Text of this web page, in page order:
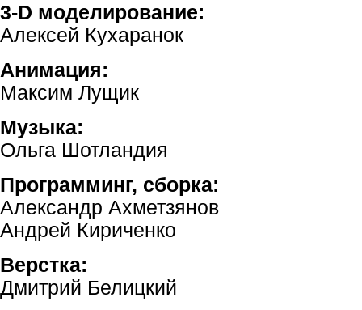
3-D моделирование:
Алексей Кухаранок
Анимация:
Максим Лущик
Музыка:
Ольга Шотландия
Программинг, сборка:
Александр Ахметзянов
Андрей Кириченко
Верстка:
Дмитрий Белицкий